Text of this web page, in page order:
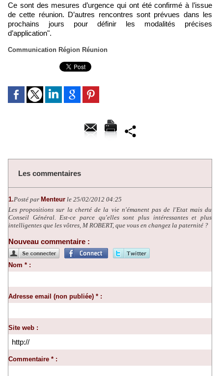
Ce sont des mesures d’urgence qui ont été confirmé à l’issue
de cette réunion. D’autres rencontres sont prévues dans les
prochains jours pour définir les modalités précises
d’application".
Communication Région Réunion
Les commentaires
1.Posté par Menteur le 25/02/2012 04:25
Les propositions sur la cherté de la vie n'émanent pas de l'Etat mais du
Conseil Général. Est-ce parce qu'elles sont plus intéressantes et plus
intelligentes que les vôtres, M ROBERT, que vous en changez la paternité ?
Nouveau commentaire :
Nom * :
Adresse email (non publiée) * :
Site web :
Commentaire * :